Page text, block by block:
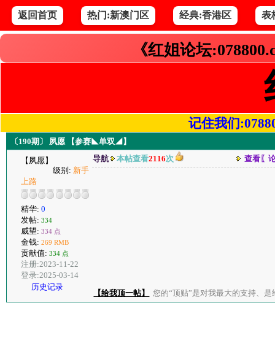
返回首页 热门:新澳门区 经典:香港区 表
《红姐论坛
记住我们
〔190期〕 夙愿 【参赛◣单双◢】
【夙愿】
级别: 新手
上路
精华: 0
发帖: 334
威望: 334 点
金钱: 269 RMB
贡献值: 334 点
注册:2023-11-22
登录:2025-03-14
历史记录
导航 本帖查看2116次 查看〖
【给我顶一帖】 您的“顶贴”是对我最大的支持、